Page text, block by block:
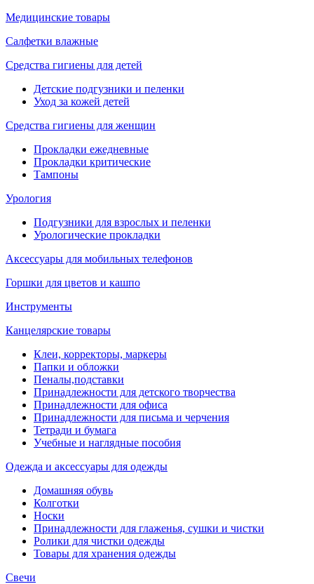
Медицинские товары
Салфетки влажные
Средства гигиены для детей
Детские подгузники и пеленки
Уход за кожей детей
Средства гигиены для женщин
Прокладки ежедневные
Прокладки критические
Тампоны
Урология
Подгузники для взрослых и пеленки
Урологические прокладки
Аксессуары для мобильных телефонов
Горшки для цветов и кашпо
Инструменты
Канцелярские товары
Клеи, корректоры, маркеры
Папки и обложки
Пеналы,подставки
Принадлежности для детского творчества
Принадлежности для офиса
Принадлежности для письма и черчения
Тетради и бумага
Учебные и наглядные пособия
Одежда и аксессуары для одежды
Домашняя обувь
Колготки
Носки
Принадлежности для глаженья, сушки и чистки
Ролики для чистки одежды
Товары для хранения одежды
Свечи